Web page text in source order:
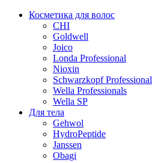
Косметика для волос
CHI
Goldwell
Joico
Londa Professional
Nioxin
Schwarzkopf Professional
Wella Professionals
Wella SP
Для тела
Gehwol
HydroPeptide
Janssen
Obagi